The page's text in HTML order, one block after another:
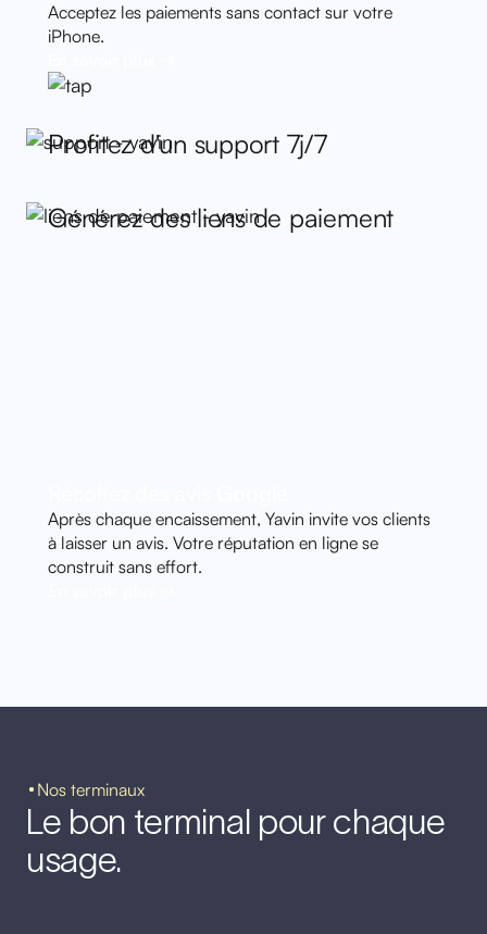
Acceptez les paiements sans contact sur votre
iPhone.
Profitez d'un support 7j/7
Générez des liens de paiement
Après chaque encaissement, Yavin invite vos clients
à laisser un avis. Votre réputation en ligne se
construit sans effort.
Nos terminaux
Le bon terminal pour chaque
usage.